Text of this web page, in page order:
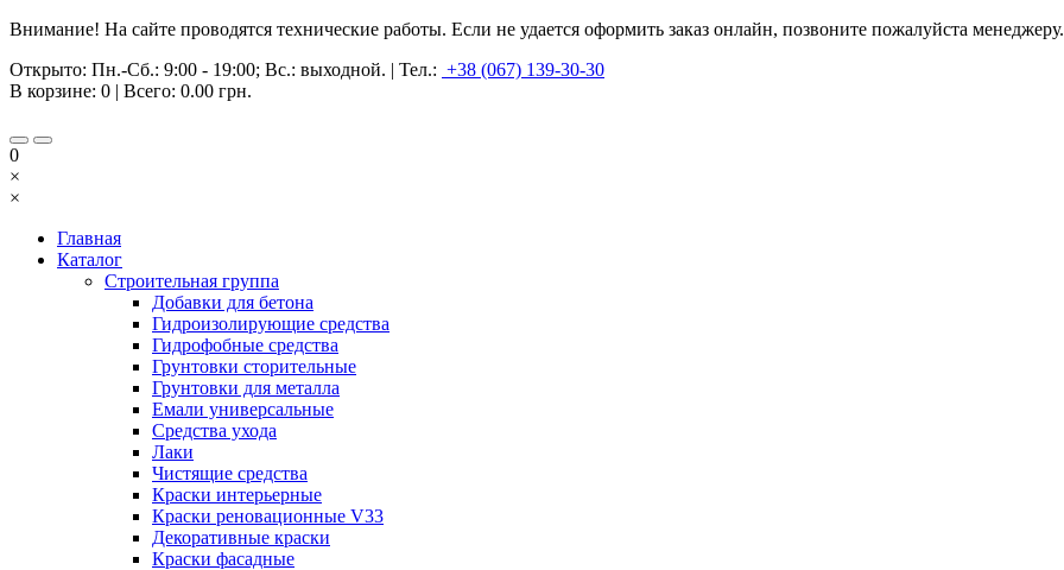
Внимание! На сайте проводятся технические работы. Если не удается оформить заказ онлайн, позвоните пожалуйста менеджеру.
Открыто: Пн.-Сб.: 9:00 - 19:00; Вс.: выходной. | Тел.: +38 (067) 139-30-30
В корзине: 0 | Всего: 0.00 грн.
0
×
×
Главная
Каталог
Строительная группа
Добавки для бетона
Гидроизолирующие средства
Гидрофобные средства
Грунтовки сторительные
Грунтовки для металла
Емали универсальные
Средства ухода
Лаки
Чистящие средства
Краски интерьерные
Краски реновационные V33
Декоративные краски
Краски фасадные